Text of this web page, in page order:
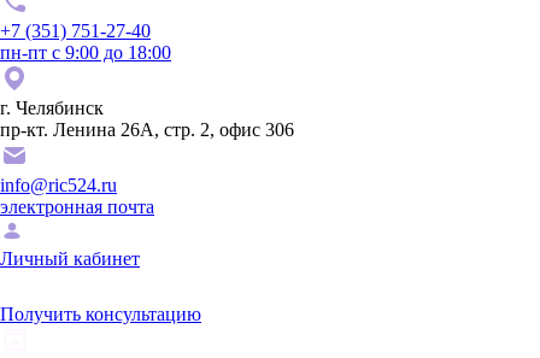
+7 (351) 751-27-40
пн-пт с 9:00 до 18:00
г. Челябинск
пр-кт. Ленина 26А, стр. 2, офис 306
info@ric524.ru
электронная почта
Личный кабинет
Получить консультацию